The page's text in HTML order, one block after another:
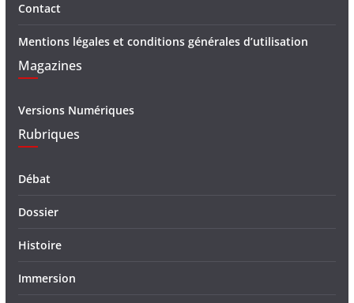
Contact
Mentions légales et conditions générales d’utilisation
Magazines
Versions Numériques
Rubriques
Débat
Dossier
Histoire
Immersion